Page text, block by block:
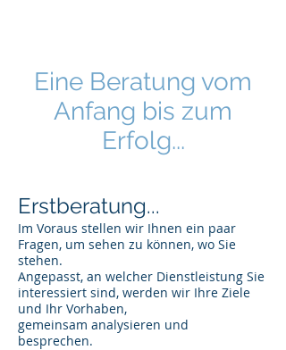
Eine Beratung vom
Anfang bis zum
Erfolg...
Erstberatung...
Im Voraus stellen wir Ihnen ein paar
Fragen, um sehen zu können, wo Sie
stehen.
Angepasst, an welcher Dienstleistung Sie
interessiert sind, werden wir Ihre Ziele
und Ihr Vorhaben,
gemeinsam analysieren und
besprechen.